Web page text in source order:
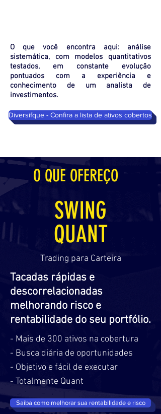
O que você encontra aqui: análise
sistemática, com modelos quantitativos
testados, em constante evolução
pontuados com a experiência e
conhecimento de um analista de
investimentos.
Diversifque - Confira a lista de ativos cobertos
O QUE OFEREÇO
SWING
QUANT
Trading para Carteira
Tacadas rápidas e
descorrelacionadas
melhorando risco e
rentabilidade do seu portfólio.
- Mais de 300 ativos na cobertura
- Busca diária de oportunidades
- Objetivo e fácil de executar
- Totalmente Quant
Saiba como melhorar sua rentabilidade e risco